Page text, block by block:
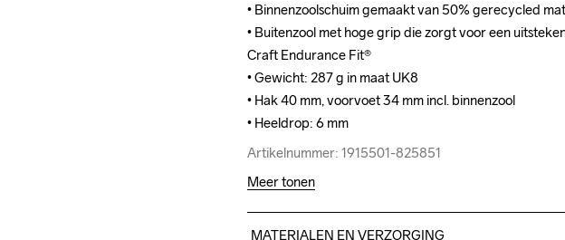
• Binnenzoolschuim gemaakt van 50% gerecycled
• Buitenzool met hoge grip die zorgt voor een
Craft Endurance Fit®
• Gewicht: 287 g in maat UK8
• Hak 40 mm, voorvoet 34 mm incl. binnenzool
• Heeldrop: 6 mm
Artikelnummer: 1915501-825851
• Binnenzoolschuim gemaakt van 50% gerecycled
• Buitenzool met hoge grip die zorgt voor een
Craft Endurance Fit®
• Gewicht: 287 g in maat UK8
• Hak 40 mm, voorvoet 34 mm incl. binnenzool
• Heeldrop: 6 mm
Artikelnummer: 1915501-825851
Meer tonen
MATERIALEN EN VERZORGING